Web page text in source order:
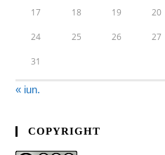
17 18 19 20
24 25 26 27
31
« iun.
COPYRIGHT